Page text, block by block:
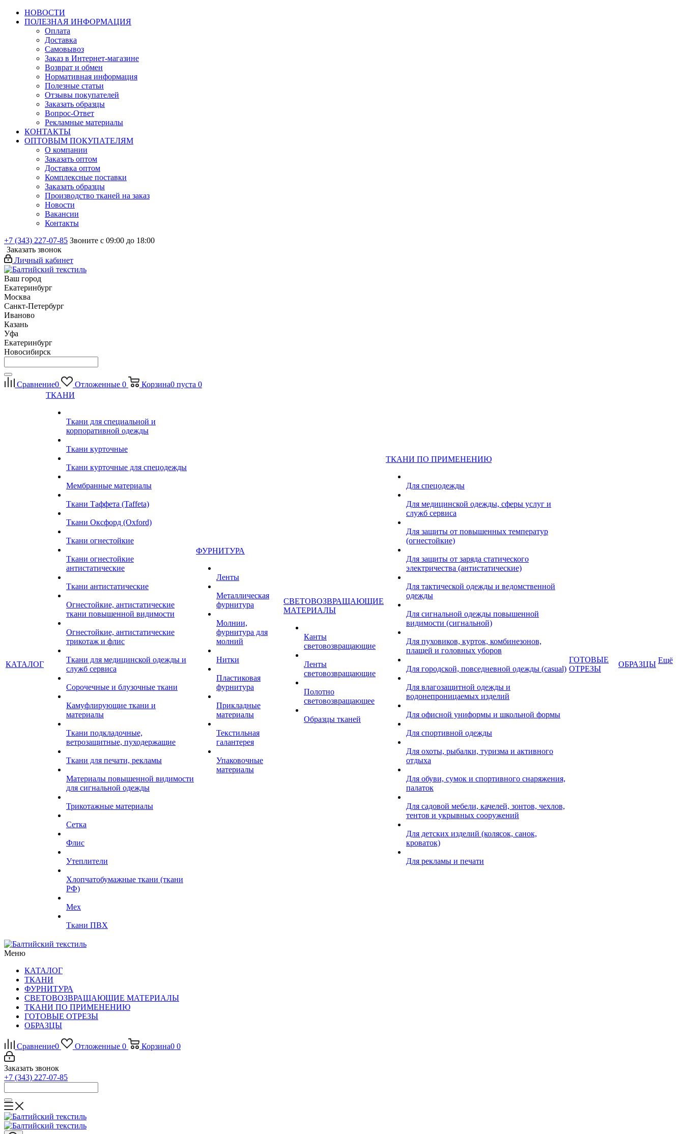
НОВОСТИ
ПОЛЕЗНАЯ ИНФОРМАЦИЯ
Оплата
Доставка
Самовывоз
Заказ в Интернет-магазине
Возврат и обмен
Нормативная информация
Полезные статьи
Отзывы покупателей
Заказать образцы
Вопрос-Ответ
Рекламные материалы
КОНТАКТЫ
ОПТОВЫМ ПОКУПАТЕЛЯМ
О компании
Заказать оптом
Доставка оптом
Комплексные поставки
Заказать образцы
Производство тканей на заказ
Новости
Вакансии
Контакты
+7 (343) 227-07-85 Звоните с 09:00 до 18:00
Заказать звонок
Личный кабинет
Ваш город
Екатеринбург
Москва
Санкт-Петербург
Иваново
Казань
Уфа
Екатеринбург
Новосибирск
Сравнение0 Отложенные 0 Корзина0 пуста 0
КАТАЛОГ
ТКАНИ
Ткани для специальной и
корпоративной одежды
Ткани курточные
Ткани курточные для спецодежды
Мембранные материалы
Ткани Таффета (Taffeta)
Ткани Оксфорд (Oxford)
Ткани огнестойкие
Ткани огнестойкие
антистатические
Ткани антистатические
Огнестойкие, антистатические
ткани повышенной видимости
Огнестойкие, антистатические
трикотаж и флис
Ткани для медицинской одежды и
служб сервиса
Сорочечные и блузочные ткани
Камуфлирующие ткани и
материалы
Ткани подкладочные,
ветрозащитные, пуходержащие
Ткани для печати, рекламы
Материалы повышенной видимости
для сигнальной одежды
Трикотажные материалы
Сетка
Флис
Утеплители
Хлопчатобумажные ткани (ткани
РФ)
Мех
Ткани ПВХ
ФУРНИТУРА
Ленты
Металлическая
фурнитура
Молнии,
фурнитура для
молний
Нитки
Пластиковая
фурнитура
Прикладные
материалы
Текстильная
галантерея
Упаковочные
материалы
СВЕТОВОЗВРАЩАЮЩИЕ
МАТЕРИАЛЫ
Канты
световозвращающие
Ленты
световозвращающие
Полотно
световозвращающее
Образцы тканей
ТКАНИ ПО ПРИМЕНЕНИЮ
Для спецодежды
Для медицинской одежды, сферы услуг и
служб сервиса
Для защиты от повышенных температур
(огнестойкие)
Для защиты от заряда статического
электричества (антистатические)
Для тактической одежды и ведомственной
одежды
Для сигнальной одежды повышенной
видимости (сигнальной)
Для пуховиков, курток, комбинезонов,
плащей и головных уборов
Для городской, повседневной одежды (casual)
Для влагозащитной одежды и
водонепроницаемых изделий
Для офисной униформы и школьной формы
Для спортивной одежды
Для охоты, рыбалки, туризма и активного
отдыха
Для обуви, сумок и спортивного снаряжения,
палаток
Для садовой мебели, качелей, зонтов, чехлов,
тентов и укрывных сооружений
Для детских изделий (колясок, санок,
кроваток)
Для рекламы и печати
ГОТОВЫЕ
ОТРЕЗЫ
ОБРАЗЦЫ Ещё
Меню
КАТАЛОГ
ТКАНИ
ФУРНИТУРА
СВЕТОВОЗВРАЩАЮЩИЕ МАТЕРИАЛЫ
ТКАНИ ПО ПРИМЕНЕНИЮ
ГОТОВЫЕ ОТРЕЗЫ
ОБРАЗЦЫ
Сравнение0 Отложенные 0 Корзина0 0
Заказать звонок
+7 (343) 227-07-85